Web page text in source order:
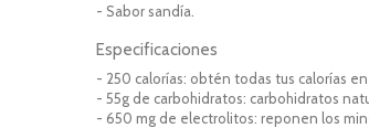
- Sabor sandía.
Especificaciones
- 250 calorías: obtén todas tus calorías
- 55g de carbohidratos: carbohidratos
- 650 mg de electrolitos: reponen los